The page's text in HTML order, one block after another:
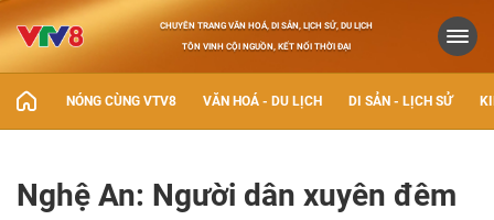
CHUYÊN TRANG VĂN HOÁ, DI SẢN, LỊCH SỬ, DU LỊCH
TÔN VINH CỘI NGUỒN, KẾT NỐI THỜI ĐẠI
NÓNG CÙNG VTV8 VĂN HOÁ - DU LỊCH DI SẢN - LỊCH SỬ
Nghệ An: Người dân xuyên đêm